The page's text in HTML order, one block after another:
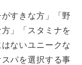
すきな方」「野
」「スタミナを
ないユニークな
パを選択する事